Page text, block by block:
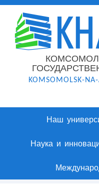
KOMSOMOLSK-
Наш
Наука и